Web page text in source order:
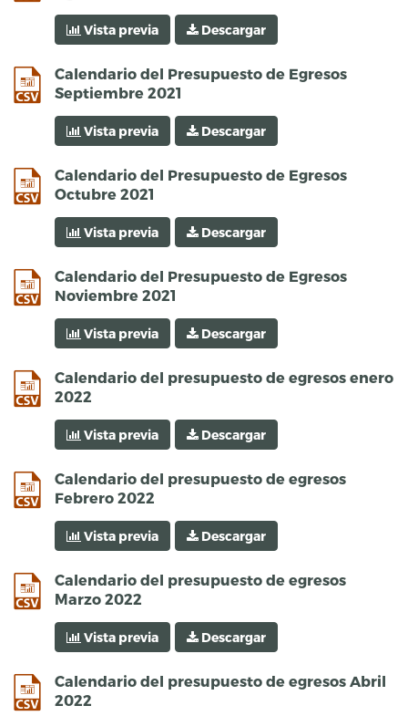
Vista previa Descargar
Calendario del Presupuesto de Egresos
Septiembre 2021
csv
Vista previa Descargar
Calendario del Presupuesto de Egresos
Octubre 2021
csv
Vista previa Descargar
Calendario del Presupuesto de Egresos
Noviembre 2021
csv
Vista previa Descargar
Calendario del presupuesto de egresos enero
2022
csv
Vista previa Descargar
Calendario del presupuesto de egresos
Febrero 2022
csv
Vista previa Descargar
Calendario del presupuesto de egresos
Marzo 2022
csv
Vista previa Descargar
Calendario del presupuesto de egresos Abril
2022
csv